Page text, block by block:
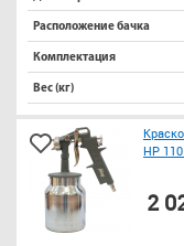
Расположение бачка
Комплектация
Вес (кг)
HP
2